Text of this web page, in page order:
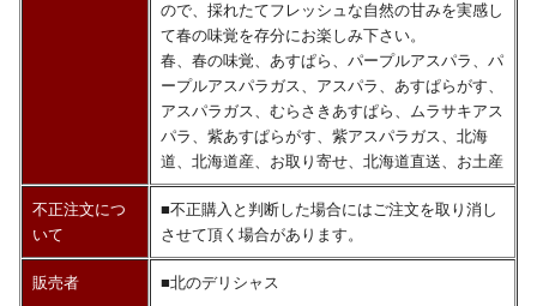
ので、採れたてフレッシュな自然の甘みを実感し
て春の味覚を存分にお楽しみ下さい。
春、春の味覚、あすぱら、パープルアスパラ、パ
ープルアスパラガス、アスパラ、あすぱらがす、
アスパラガス、むらさきあすぱら、ムラサキアス
パラ、紫あすぱらがす、紫アスパラガス、北海
道、北海道産、お取り寄せ、北海道直送、お土産
不正注文につ
いて
■不正購入と判断した場合にはご注文を取り消し
させて頂く場合があります。
販売者 ■北のデリシャス